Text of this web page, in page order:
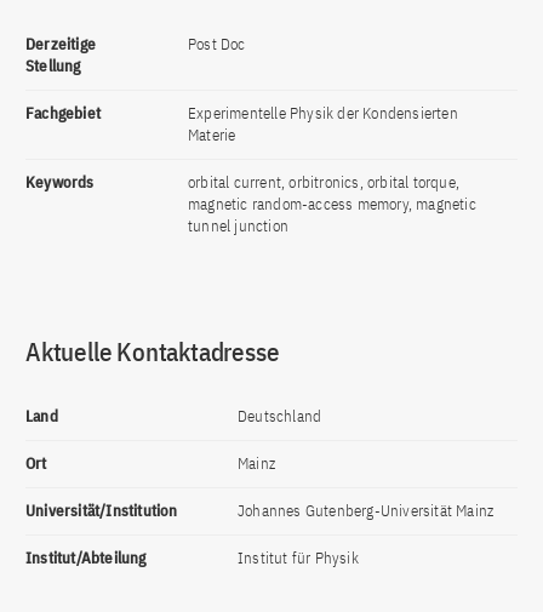
Derzeitige
Stellung
Post Doc
Fachgebiet
Experimentelle Physik der Kondensierten
Materie
Keywords
orbital current, orbitronics, orbital torque,
magnetic random-access memory, magnetic
tunnel junction
Aktuelle Kontaktadresse
Land Deutschland
Ort Mainz
Universität/Institution Johannes Gutenberg-Universität Mainz
Institut/Abteilung Institut für Physik